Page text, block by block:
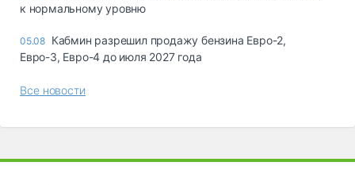
к нормальному уровню
05.08 Кабмин разрешил продажу бензина Евро-2,
Евро-3, Евро-4 до июля 2027 года
Все новости